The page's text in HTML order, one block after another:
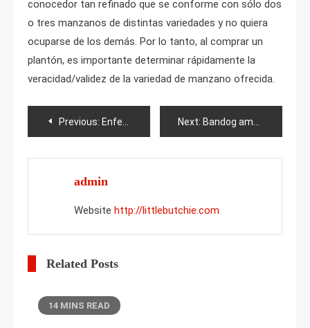
conocedor tan refinado que se conforme con sólo dos
o tres manzanos de distintas variedades y no quiera
ocuparse de los demás. Por lo tanto, al comprar un
plantón, es importante determinar rápidamente la
veracidad/validez de la variedad de manzano ofrecida.
Post
navigation
Previous: Enfermedades y plagas del pino: descripción y medidas de control Next: Bandog americano
admin
Website http://littlebutchie.com
Related Posts
14 MINS READ